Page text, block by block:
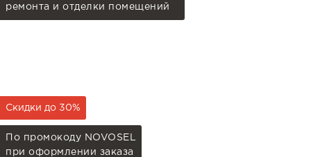
ремонта и отделки помещений
Скидки до 30%
По промокоду NOVOSEL
при оформлении заказа